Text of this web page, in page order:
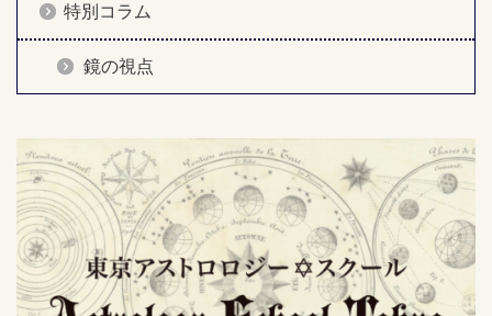
特別コラム
鏡の視点